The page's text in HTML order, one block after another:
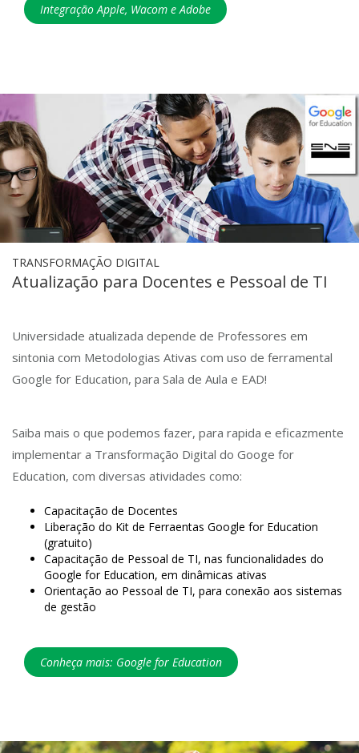
Integração Apple, Wacom e Adobe
TRANSFORMAÇÃO DIGITAL
Atualização para Docentes e Pessoal de TI
Universidade atualizada depende de Professores em
sintonia com Metodologias Ativas com uso de ferramental
Google for Education, para Sala de Aula e EAD!
Saiba mais o que podemos fazer, para rapida e eficazmente
implementar a Transformação Digital do Googe for
Education, com diversas atividades como:
Capacitação de Docentes
Liberação do Kit de Ferraentas Google for Education
(gratuito)
Capacitação de Pessoal de TI, nas funcionalidades do
Google for Education, em dinâmicas ativas
Orientação ao Pessoal de TI, para conexão aos sistemas
de gestão
Conheça mais: Google for Education